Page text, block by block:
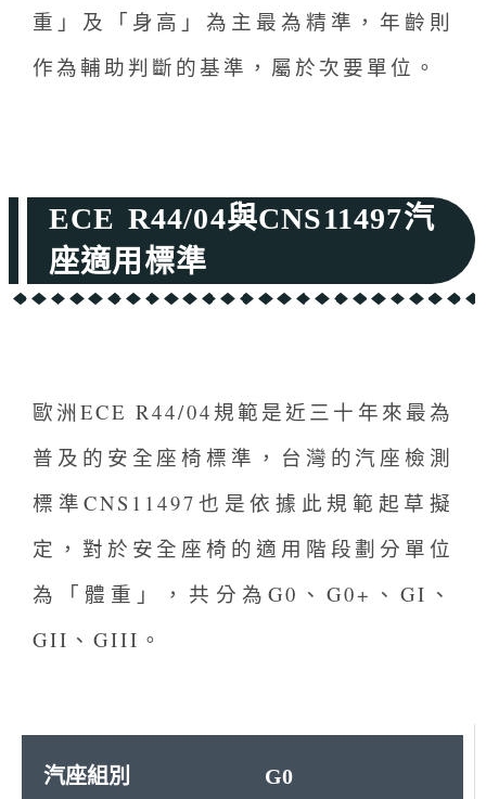
重」及「身高」為主最為精準，年齡則
作為輔助判斷的基準，屬於次要單位。
ECE R44/04與CNS11497汽
座適用標準
歐洲ECE R44/04規範是近三十年來最為
普及的安全座椅標準，台灣的汽座檢測
標準CNS11497也是依據此規範起草擬
定，對於安全座椅的適用階段劃分單位
為「體重」，共分為G0、G0+、GI、
GII、GIII。
G0